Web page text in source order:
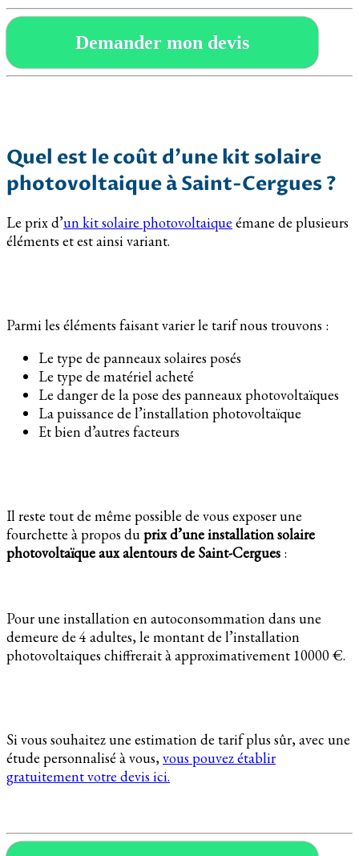
Demander mon devis
Quel est le coût d’une kit solaire
photovoltaique à Saint-Cergues ?
Le prix d’un kit solaire photovoltaique émane de plusieurs
éléments et est ainsi variant.
Parmi les éléments faisant varier le tarif nous trouvons :
Le type de panneaux solaires posés
Le type de matériel acheté
Le danger de la pose des panneaux photovoltaïques
La puissance de l’installation photovoltaïque
Et bien d’autres facteurs
Il reste tout de même possible de vous exposer une
fourchette à propos duprix d’une installation solaire
photovoltaïque aux alentours de Saint-Cergues :
Pour une installation en autoconsommation dans une
demeure de 4 adultes, le montant de l’installation
photovoltaiques chiffrerait à approximativement 10000 €.
Si vous souhaitez une estimation de tarif plus sûr, avec une
étude personnalisé à vous,vous pouvez établir
gratuitement votre devis ici.